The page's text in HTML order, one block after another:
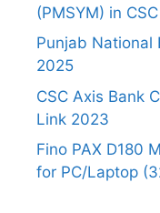
(PMSYM) in CSC
Punjab National
2025
CSC Axis Bank
Link 2023
Fino PAX D180
for PC/Laptop